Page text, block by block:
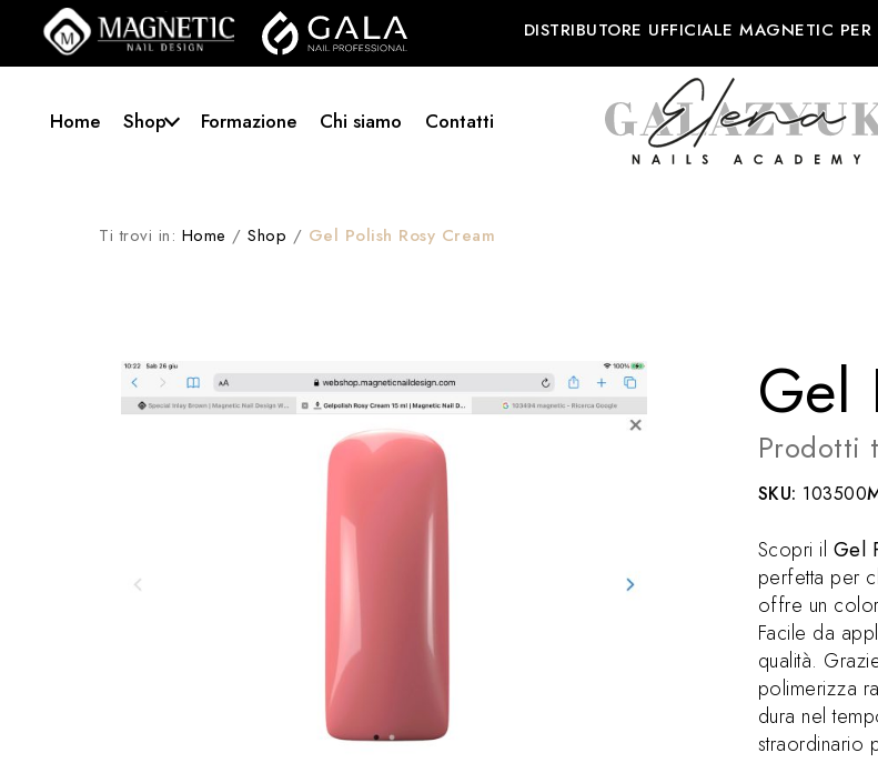
DISTRIBUTORE UFFICIALE MAGNETIC
Home Shop Formazione Chi siamo Contatti
Ti trovi in: Home /Shop / Gel Polish Rosy Cream
Gel
Prodotti
SKU: 103500
Scopri il Gel
perfetta per
offre un
Facile da
qualità.
polimerizza
dura nel
straordinario